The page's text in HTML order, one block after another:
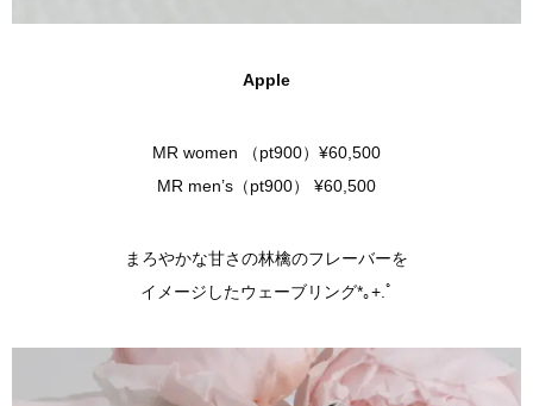
Apple
MR women （pt900）¥60,500
MR men’s（pt900） ¥60,500
まろやかな甘さの林檎のフレーバーを
イメージしたウェーブリング*｡+.ﾟ